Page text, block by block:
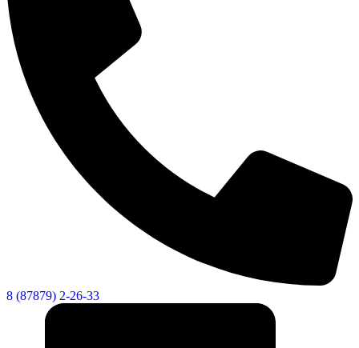
8 (87879) 2-26-33